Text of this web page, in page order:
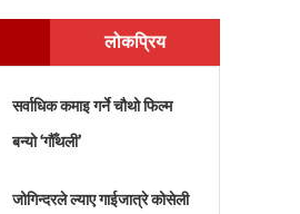
लोकप्रिय
सर्वाधिक कमाइ गर्ने चौथो फिल्म
बन्यो ‘गौँथली’
जोगिन्दरले ल्याए गाईजात्रे कोसेली